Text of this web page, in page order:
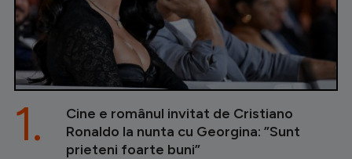
Cine e românul invitat de Cristiano
Ronaldo la nunta cu Georgina: ”Sunt
prieteni foarte buni”
1.